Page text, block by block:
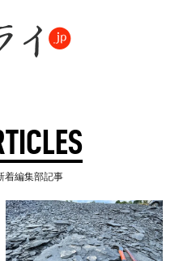
着編集部記事